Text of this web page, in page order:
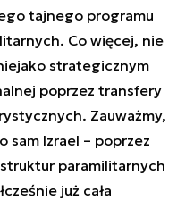
tajnego programu
Co więcej, nie
strategicznym
poprzez transfery
Zauważmy,
sam Izrael – poprzez
paramilitarnych
już cała